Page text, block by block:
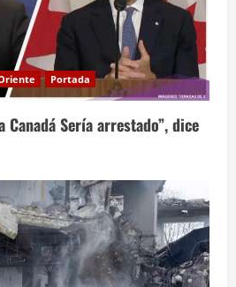
Portada
Canadá Sería arrestado”, dice